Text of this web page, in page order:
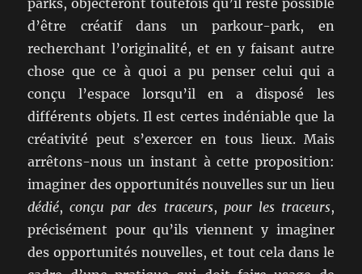
parks, objecteront toutefois qu’il reste possible
d’être créatif dans un parkour-park, en
recherchant l’originalité, et en y faisant autre
chose que ce à quoi a pu penser celui qui a
conçu l’espace lorsqu’il en a disposé les
différents objets. Il est certes indéniable que la
créativité peut s’exercer en tous lieux. Mais
arrêtons-nous un instant à cette proposition:
imaginer des opportunités nouvelles sur un lieu
dédié,conçu par des traceurs, pour les traceurs,
précisément pour qu’ils viennent y imaginer
des opportunités nouvelles, et tout cela dans le